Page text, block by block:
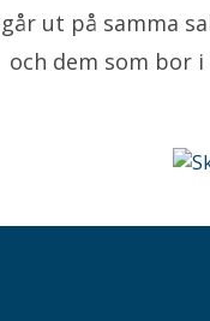
går ut på samma
och dem som bor